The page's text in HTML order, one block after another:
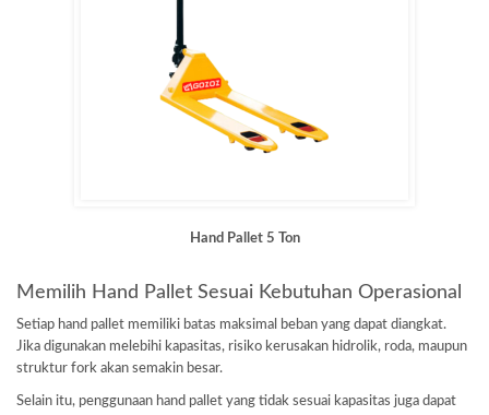
Hand Pallet 5 Ton
Memilih Hand Pallet Sesuai Kebutuhan Operasional
Setiap hand pallet memiliki batas maksimal beban yang dapat diangkat.
Jika digunakan melebihi kapasitas, risiko kerusakan hidrolik, roda, maupun
struktur fork akan semakin besar.
Selain itu, penggunaan hand pallet yang tidak sesuai kapasitas juga dapat